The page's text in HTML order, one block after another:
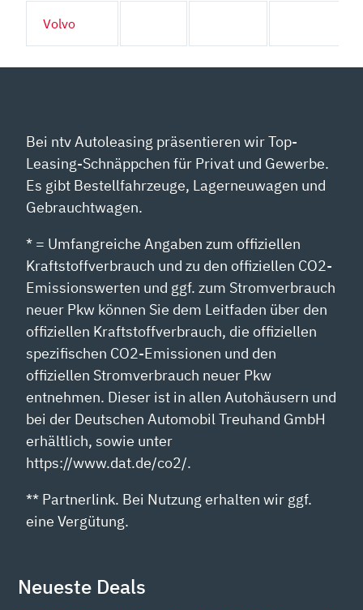
Volvo
Bei ntv Autoleasing präsentieren wir Top-
Leasing-Schnäppchen für Privat und Gewerbe.
Es gibt Bestellfahrzeuge, Lagerneuwagen und
Gebrauchtwagen.
* = Umfangreiche Angaben zum offiziellen
Kraftstoffverbrauch und zu den offiziellen CO2-
Emissionswerten und ggf. zum Stromverbrauch
neuer Pkw können Sie dem Leitfaden über den
offiziellen Kraftstoffverbrauch, die offiziellen
spezifischen CO2-Emissionen und den
offiziellen Stromverbrauch neuer Pkw
entnehmen. Dieser ist in allen Autohäusern und
bei der Deutschen Automobil Treuhand GmbH
erhältlich, sowie unter
https://www.dat.de/co2/.
** Partnerlink. Bei Nutzung erhalten wir ggf.
eine Vergütung.
Neueste Deals